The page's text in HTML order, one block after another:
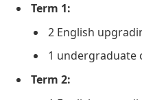
Term 1:
2 English
1 undergraduate
Term 2: